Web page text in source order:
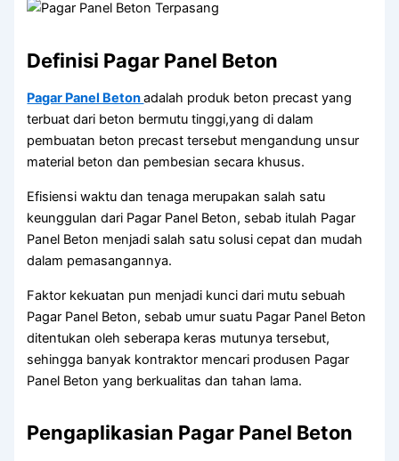
Definisi Pagar Panel Beton
Pagar Panel Betonadalah produk beton precast yang
terbuat dari beton bermutu tinggi,yang di dalam
pembuatan beton precast tersebut mengandung unsur
material beton dan pembesian secara khusus.
Efisiensi waktu dan tenaga merupakan salah satu
keunggulan dari Pagar Panel Beton, sebab itulah Pagar
Panel Beton menjadi salah satu solusi cepat dan mudah
dalam pemasangannya.
Faktor kekuatan pun menjadi kunci dari mutu sebuah
Pagar Panel Beton, sebab umur suatu Pagar Panel Beton
ditentukan oleh seberapa keras mutunya tersebut,
sehingga banyak kontraktor mencari produsen Pagar
Panel Beton yang berkualitas dan tahan lama.
Pengaplikasian Pagar Panel Beton